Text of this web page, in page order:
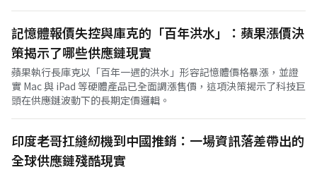
記憶體報價失控與庫克的「百年洪水」：蘋果漲價決
策揭示了哪些供應鏈現實
蘋果執行長庫克以「百年一遇的洪水」形容記憶體價格暴漲，並證
實 Mac 與 iPad 等硬體產品已全面調漲售價，這項決策揭示了科技巨
頭在供應鏈波動下的長期定價邏輯。
印度老哥扛縫紉機到中國推銷：一場資訊落差帶出的
全球供應鏈殘酷現實